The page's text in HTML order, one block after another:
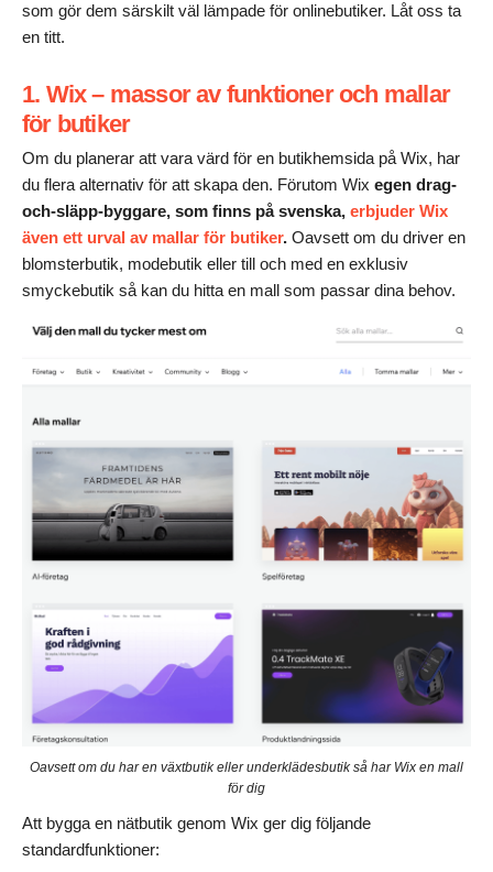
som gör dem särskilt väl lämpade för onlinebutiker. Låt oss ta
en titt.
1. Wix – massor av funktioner och mallar
för butiker
Om du planerar att vara värd för en butikhemsida på Wix, har
du flera alternativ för att skapa den. Förutom Wix egen drag-
och-släpp-byggare, som finns på svenska, erbjuder Wix
även ett urval av mallar för butiker. Oavsett om du driver en
blomsterbutik, modebutik eller till och med en exklusiv
smyckebutik så kan du hitta en mall som passar dina behov.
Oavsett om du har en växtbutik eller underklädesbutik så har Wix en mall
för dig
Att bygga en nätbutik genom Wix ger dig följande
standardfunktioner: